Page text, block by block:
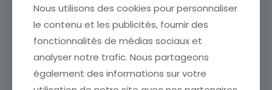
Sous-type
Poste d'usage courant
Pays
France
Format
FRANCE TIMBRE OBL N°
FRANCE TIMBRE OBL N° 977
Nous utilisons des cookies pour personnaliser
le contenu et les publicités, fournir des
fonctionnalités de médias sociaux et
analyser notre trafic. Nous partageons
également des informations sur votre